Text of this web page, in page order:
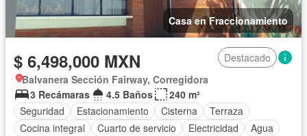
Casa en Fraccionamiento
$ 6,498,000 MXN
Destacado
Balvanera Sección Fairway, Corregidora
3 Recámaras
4.5 Baños
240 m²
Seguridad
Estacionamiento Cisterna
Terraza
Cocina integral
Cuarto de servicio Electricidad
Agua